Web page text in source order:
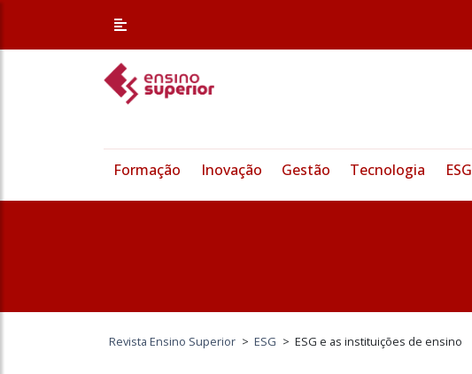
Formação Inovação Gestão Tecnologia ESG
Revista Ensino Superior > ESG > ESG e as instituições de ensino